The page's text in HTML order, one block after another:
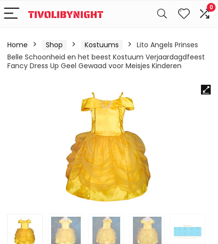
0
Home Shop Kostuums
Lito Angels Prinses
Belle Schoonheid en het beest Kostuum Verjaardagdfeest
Fancy Dress Up Geel Gewaad voor Meisjes Kinderen